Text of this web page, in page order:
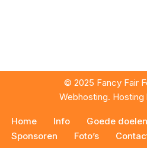
© 2025 Fancy Fair
Webhosting. Hosting
Home Info Goede doelen
Sponsoren
Foto’s